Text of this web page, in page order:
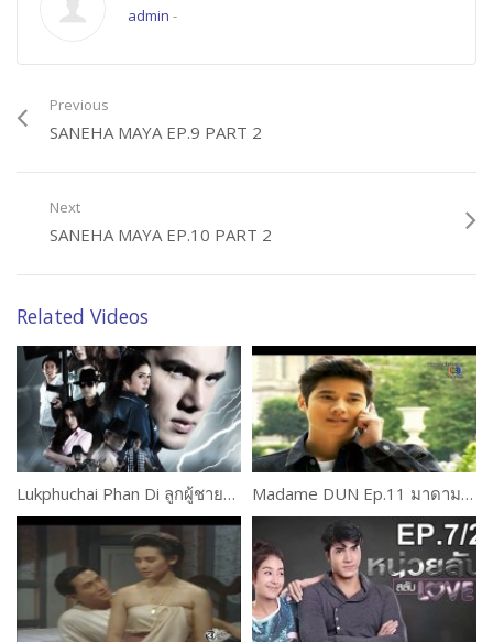
admin -
Previous
SANEHA MAYA EP.9 PART 2
Next
SANEHA MAYA EP.10 PART 2
Related Videos
Lukphuchai Phan Di ลูกผู้ชายพันธุ์ดี Ep.3 1 of 2 Madame DUN Ep.11 มาดามดัน